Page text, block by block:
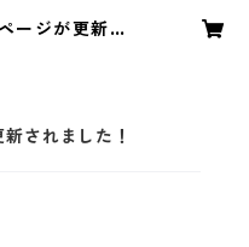
ージが更新さ
されました！